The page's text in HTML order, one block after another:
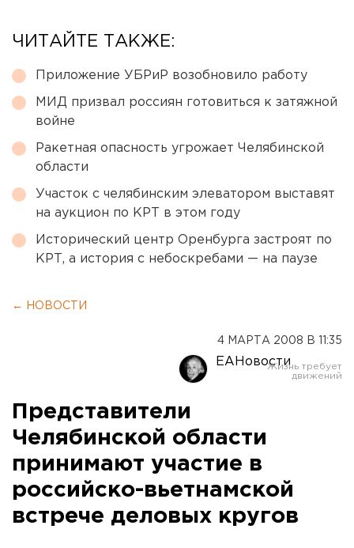
ЧИТАЙТЕ ТАКЖЕ:
Приложение УБРиР возобновило работу
МИД призвал россиян готовиться к затяжной
войне
Ракетная опасность угрожает Челябинской
области
Участок с челябинским элеватором выставят
на аукцион по КРТ в этом году
Исторический центр Оренбурга застроят по
КРТ, а история с небоскребами — на паузе
← НОВОСТИ
4 МАРТА 2008 В 11:35
ЕАНовости
Представители
Челябинской области
принимают участие в
российско-вьетнамской
встрече деловых кругов